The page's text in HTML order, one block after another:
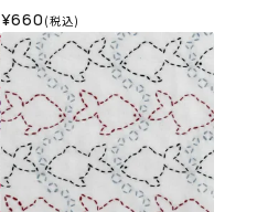
¥660 (税込)